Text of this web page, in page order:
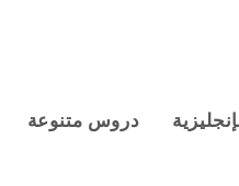
دروس متنوعة